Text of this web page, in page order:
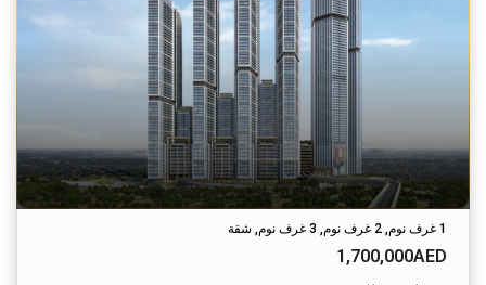
1 غرف نوم, 2 غرف نوم, 3 غرف نوم, شقة
1,700,000AED